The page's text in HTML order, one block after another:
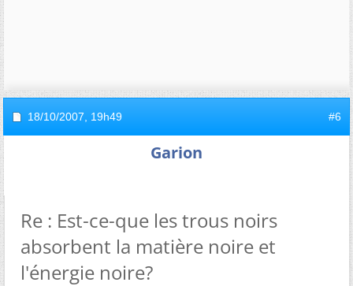
18/10/2007, 19h49 #6
Garion
Re : Est-ce-que les trous noirs
absorbent la matière noire et
l'énergie noire?